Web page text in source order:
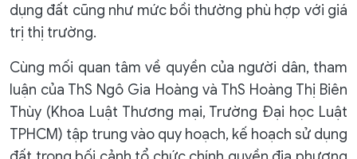
dụng đất cũng như mức bồi thường phù hợp với giá
trị thị trường.
Cùng mối quan tâm về quyền của người dân, tham
luận của ThS Ngô Gia Hoàng và ThS Hoàng Thị Biên
Thùy (Khoa Luật Thương mại, Trường Đại học Luật
TPHCM) tập trung vào quy hoạch, kế hoạch sử dụng